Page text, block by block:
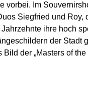
vorbei. Im
Siegfried und Roy,
Jahrzehnte ihre hoch
der Stadt
Bild der „Masters of